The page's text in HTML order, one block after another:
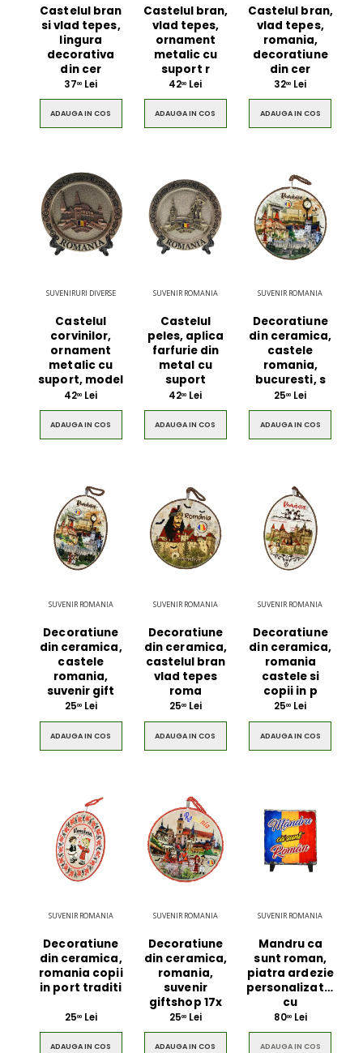
Castelul bran
si vlad tepes,
lingura
decorativa
din cer
3700 Lei
ADAUGA IN COS
Castelul bran,
vlad tepes,
ornament
metalic cu
suport r
4200 Lei
ADAUGA IN COS
Castelul bran,
vlad tepes,
romania,
decoratiune
din cer
3200 Lei
ADAUGA IN COS
SUVENIRURI DIVERSE
Castelul
corvinilor,
ornament
metalic cu
suport, model
4200 Lei
ADAUGA IN COS
SUVENIR ROMANIA
Castelul
peles, aplica
farfurie din
metal cu
suport
4200 Lei
ADAUGA IN COS
SUVENIR ROMANIA
Decoratiune
din ceramica,
castele
romania,
bucuresti, s
2500 Lei
ADAUGA IN COS
SUVENIR ROMANIA
Decoratiune
din ceramica,
castele
romania,
suvenir gift
2500Lei
ADAUGA IN COS
SUVENIR ROMANIA
Decoratiune
din ceramica,
castelul bran
vlad tepes
roma
2500Lei
ADAUGA IN COS
SUVENIR ROMANIA
Decoratiune
din ceramica,
romania
castele si
copii in p
2500 Lei
ADAUGA IN COS
SUVENIR ROMANIA
Decoratiune
din ceramica,
romania copii
in port traditi
2500Lei
ADAUGA IN COS
SUVENIR ROMANIA
Decoratiune
din ceramica,
romania,
suvenir
giftshop 17x
2500Lei
ADAUGA IN COS
SUVENIR ROMANIA
Mandru ca
sunt roman,
piatra ardezie
personalizata,
cu
8000Lei
ADAUGA IN COS
Casual HandBag
$49.00
Circled Ultimate
$49.00
Blue
$49.00
Men Black
$49.00